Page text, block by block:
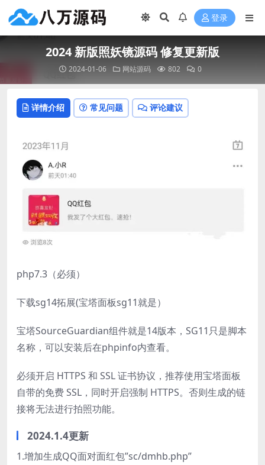
登录
2024 新版照妖镜源码 修复更新版
2024-01-06 网站源码 802 0
详情介绍 常见问题 评论建议
php7.3（必须）
下载sg14拓展(宝塔面板sg11就是）
宝塔SourceGuardian组件就是14版本，SG11只是脚本
名称，可以安装后在phpinfo内查看。
必须开启 HTTPS 和 SSL 证书协议，推荐使用宝塔面板
自带的免费 SSL，同时开启强制 HTTPS。否则生成的链
接将无法进行拍照功能。
2024.1.4更新
1.增加生成QQ面对面红包”sc/dmhb.php”